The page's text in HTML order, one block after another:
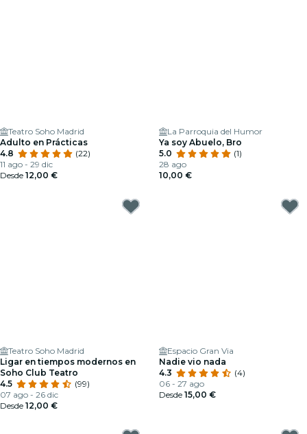
Teatro Soho Madrid
Adulto en Prácticas
4.8
(22)
11 ago - 29 dic
Desde 12,00 €
La Parroquia del Humor
Ya soy Abuelo, Bro
5.0
(1)
28 ago
10,00 €
Teatro Soho Madrid
Ligar en tiempos modernos en
Soho Club Teatro
4.5
(99)
07 ago - 26 dic
Desde 12,00 €
Espacio Gran Via
Nadie vio nada
4.3
(4)
06 - 27 ago
Desde 15,00 €